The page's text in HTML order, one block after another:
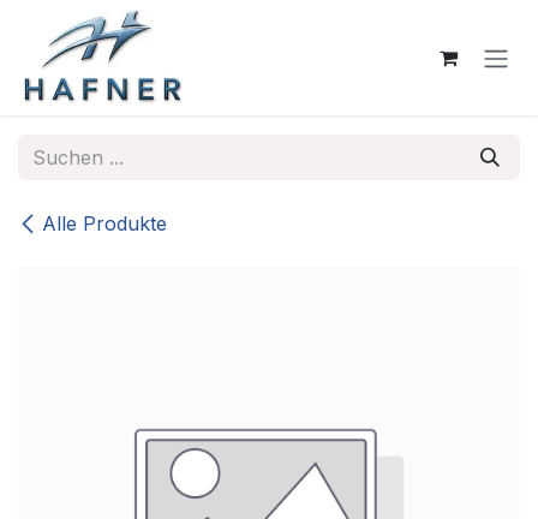
Zum Inhalt springen
Alle Produkte